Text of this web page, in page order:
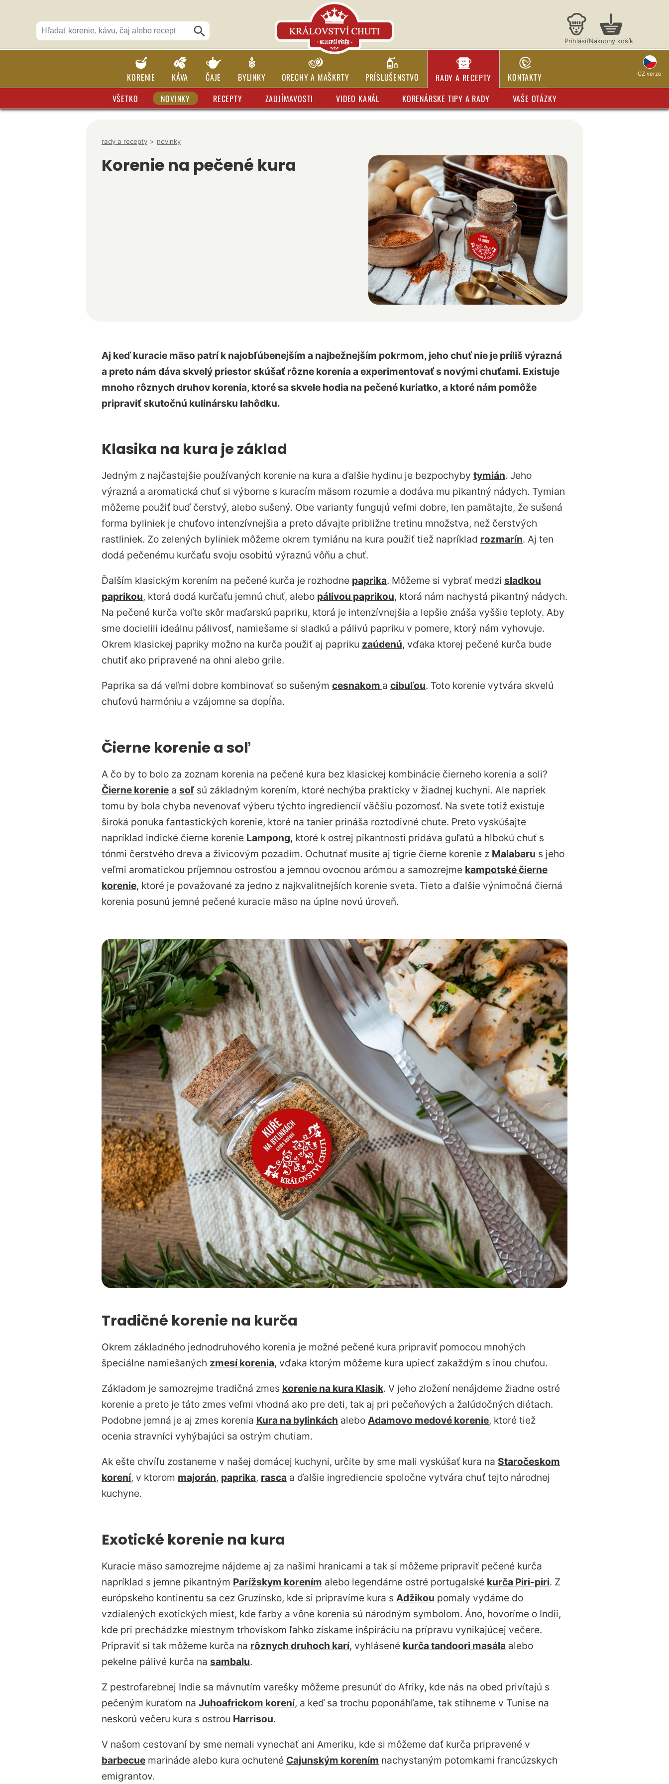
PrihlásiťNákupný košík
KORENIE KÁVA ČAJE BYLINKY ORECHY A MAŠKRTY PRÍSLUŠENSTVO RADY A RECEPTY KONTAKTY CZ verze
VŠETKO NOVINKY RECEPTY ZAUJÍMAVOSTI VIDEO KANÁL KORENÁRSKE TIPY A RADY VAŠE OTÁZKY
rady a recepty > novinky
Korenie na pečené kura
Aj keď kuracie mäso patrí k najobľúbenejším a najbežnejším pokrmom, jeho chuť nie je príliš výrazná
a preto nám dáva skvelý priestor skúšať rôzne korenia a experimentovať s novými chuťami. Existuje
mnoho rôznych druhov korenia, ktoré sa skvele hodia na pečené kuriatko, a ktoré nám pomôže
pripraviť skutočnú kulinársku lahôdku.
Klasika na kura je základ
Jedným z najčastejšie používaných korenie na kura a ďalšie hydinu je bezpochyby tymián. Jeho
výrazná a aromatická chuť si výborne s kuracím mäsom rozumie a dodáva mu pikantný nádych. Tymian
môžeme použiť buď čerstvý, alebo sušený. Obe varianty fungujú veľmi dobre, len pamätajte, že sušená
forma byliniek je chuťovo intenzívnejšia a preto dávajte približne tretinu množstva, než čerstvých
rastliniek. Zo zelených byliniek môžeme okrem tymiánu na kura použiť tiež napríklad rozmarín. Aj ten
dodá pečenému kurčaťu svoju osobitú výraznú vôňu a chuť.
Ďalším klasickým korením na pečené kurča je rozhodne paprika. Môžeme si vybrať medzi sladkou
paprikou, ktorá dodá kurčaťu jemnú chuť, alebo pálivou paprikou, ktorá nám nachystá pikantný nádych.
Na pečené kurča voľte skôr maďarskú papriku, ktorá je intenzívnejšia a lepšie znáša vyššie teploty. Aby
sme docielili ideálnu pálivosť, namiešame si sladkú a pálivú papriku v pomere, ktorý nám vyhovuje.
Okrem klasickej papriky možno na kurča použiť aj papriku zaúdenú, vďaka ktorej pečené kurča bude
chutiť ako pripravené na ohni alebo grile.
Paprika sa dá veľmi dobre kombinovať so sušeným cesnakom a cibuľou. Toto korenie vytvára skvelú
chuťovú harmóniu a vzájomne sa dopĺňa.
Čierne korenie a soľ
A čo by to bolo za zoznam korenia na pečené kura bez klasickej kombinácie čierneho korenia a soli?
Čierne korenie a soľsú základným korením, ktoré nechýba prakticky v žiadnej kuchyni. Ale napriek
tomu by bola chyba nevenovať výberu týchto ingrediencií väčšiu pozornosť. Na svete totiž existuje
široká ponuka fantastických korenie, ktoré na tanier prináša roztodivné chute. Preto vyskúšajte
napríklad indické čierne korenie Lampong, ktoré k ostrej pikantnosti pridáva guľatú a hlbokú chuť s
tónmi čerstvého dreva a živicovým pozadím. Ochutnať musíte aj tigrie čierne korenie z Malabaru s jeho
veľmi aromatickou príjemnou ostrosťou a jemnou ovocnou arómou a samozrejme kampotské čierne
korenie, ktoré je považované za jedno z najkvalitnejších korenie sveta. Tieto a ďalšie výnimočná čierná
korenia posunú jemné pečené kuracie mäso na úplne novú úroveň.
Tradičné korenie na kurča
Okrem základného jednodruhového korenia je možné pečené kura pripraviť pomocou mnohých
špeciálne namiešaných zmesí korenia, vďaka ktorým môžeme kura upiecť zakaždým s inou chuťou.
Základom je samozrejme tradičná zmes korenie na kura Klasik. V jeho zložení nenájdeme žiadne ostré
korenie a preto je táto zmes veľmi vhodná ako pre deti, tak aj pri pečeňových a žalúdočných diétach.
Podobne jemná je aj zmes korenia Kura na bylinkách alebo Adamovo medové korenie, ktoré tiež
ocenia stravníci vyhýbajúci sa ostrým chutiam.
Ak ešte chvíľu zostaneme v našej domácej kuchyni, určite by sme mali vyskúšať kura na Staročeskom
korení, v ktorom majorán, paprika, rasca a ďalšie ingrediencie spoločne vytvára chuť tejto národnej
kuchyne.
Exotické korenie na kura
Kuracie mäso samozrejme nájdeme aj za našimi hranicami a tak si môžeme pripraviť pečené kurča
napríklad s jemne pikantným Parížskym korením alebo legendárne ostré portugalské kurča Piri-piri. Z
európskeho kontinentu sa cez Gruzínsko, kde si pripravíme kura s Adžikou pomaly vydáme do
vzdialených exotických miest, kde farby a vône korenia sú národným symbolom. Áno, hovoríme o Indii,
kde pri prechádzke miestnym trhoviskom ľahko získame inšpiráciu na prípravu vynikajúcej večere.
Pripraviť si tak môžeme kurča na rôznych druhoch karí, vyhlásené kurča tandoori masála alebo
pekelne pálivé kurča na sambalu.
Z pestrofarebnej Indie sa mávnutím varešky môžeme presunúť do Afriky, kde nás na obed privítajú s
pečeným kuraťom na Juhoafrickom korení, a keď sa trochu poponáhľame, tak stihneme v Tunise na
neskorú večeru kura s ostrou Harrisou.
V našom cestovaní by sme nemali vynechať ani Ameriku, kde si môžeme dať kurča pripravené v
barbecue marináde alebo kura ochutené Cajunským korením nachystaným potomkami francúzskych
emigrantov.